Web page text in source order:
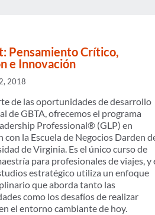
Pensamiento Crítico,
e Innovación
2018
de las oportunidades de desarrollo
de GBTA, ofrecemos el programa
Professional® (GLP) en
con la Escuela de Negocios Darden
de Virginia. Es el único curso de
para profesionales de viajes, y
estratégico utiliza un enfoque
que aborda tanto las
como los desafíos de realizar
el entorno cambiante de hoy.